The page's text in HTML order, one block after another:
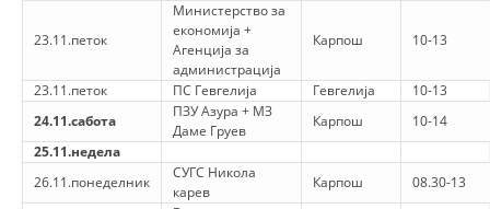
23.11.петок
Министерство за
економија +
Агенција за
администрација
Карпош 10-13
23.11.петок ПС Гевгелија Гевгелија
10-13
24.11.сабота
ПЗУ Азура + МЗ
Даме Груев
Карпош
10-14
25.11.недела
26.11.понеделник
СУГС Никола
карев
Карпош
08.30-13